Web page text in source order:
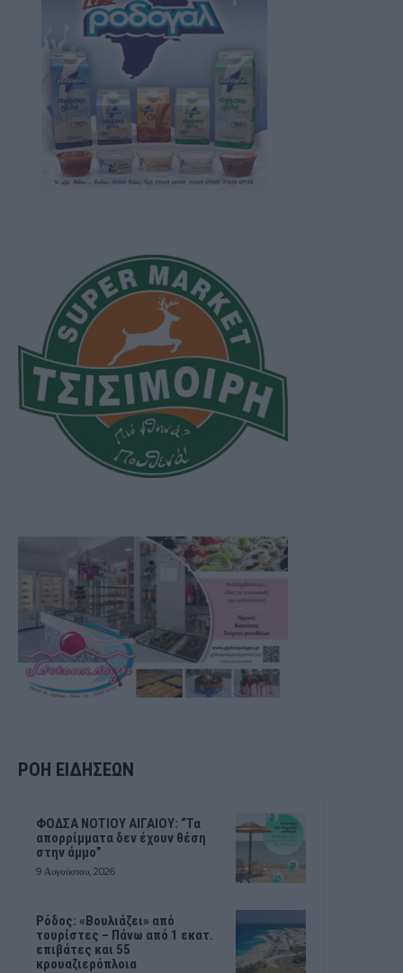
ΡΟΗ ΕΙΔΗΣΕΩΝ
ΦΟΔΣΑ ΝΟΤΙΟΥ ΑΙΓΑΙΟΥ: “Τα
απορρίμματα δεν έχουν θέση
στην άμμο”
9 Αυγούστου, 2026
Ρόδος: «Βουλιάζει» από
τουρίστες – Πάνω από 1 εκατ.
επιβάτες και 55
κρουαζιερόπλοια